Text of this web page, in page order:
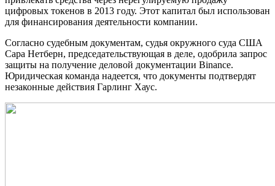
цифровых токенов в 2013 году. Этот капитал был использован
для финансирования деятельности компании.
Согласно судебным документам, судья окружного суда США
Сара Нетберн, председательствующая в деле, одобрила запрос
защиты на получение деловой документации Binance.
Юридическая команда надеется, что документы подтвердят
незаконные действия Гарлинг Хаус.